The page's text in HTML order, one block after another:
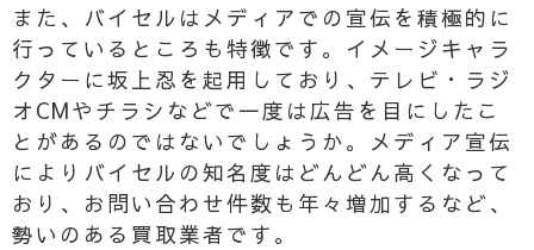
また、バイセルはメディアでの宣伝を積極的に
行っているところも特徴です。イメージキャラ
クターに坂上忍を起用しており、テレビ・ラジ
オCMやチラシなどで一度は広告を目にしたこ
とがあるのではないでしょうか。メディア宣伝
によりバイセルの知名度はどんどん高くなって
おり、お問い合わせ件数も年々増加するなど、
勢いのある買取業者です。